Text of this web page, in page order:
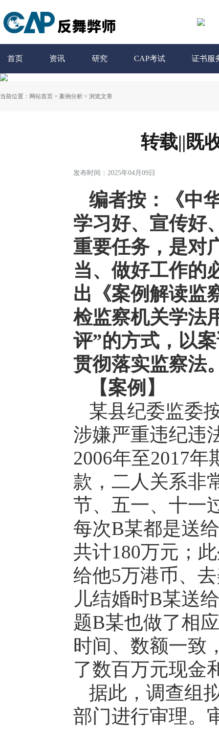
首页 资讯 研究 CAP考试 证书服
当前位置： 网站首页 > 案例分析 > 浏览文章
转载||既
发布时间：2025年04月09日
编者按：《中
学习好、宣传好
重要任务，是对
当、做好工作的
出《案例解读监
检监察机关学法
评”的方式，以
贯彻落实监察法
【案例】
某县纪委监委
涉嫌严重违纪违
2006年至2017
款，二人关系非
节、五一、十一
每次B某都是送
共计180万元；
给他5万港币、
儿结婚时B某送
题B某也做了相
时间、数额一致
了数百万元现金
据此，调查组
部门进行审理。